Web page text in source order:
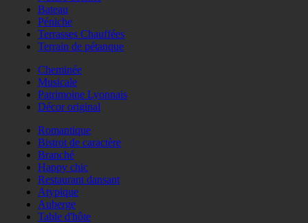
Bateau
Péniche
Terrasses Chauffées
Terrain de pétanque
Cheminée
Musicale
Patrimoine Lyonnais
Décor original
Romantique
Bistrot de caractère
Branché
Happy chic
Restaurant dansant
Atypique
Auberge
Table d'hôte